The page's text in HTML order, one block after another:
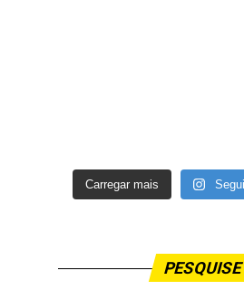
Carregar mais
PESQUISE